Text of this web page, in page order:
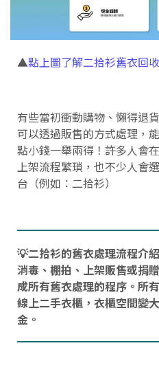
▲點上圖了解二拾衫舊衣回
有些當初衝動購物、懶得退
可以透過販售的方式處理，
點小錢一舉兩得！許多人會
上架流程繁瑣，也不少人會
台（例如：二拾衫）
💡二拾衫的舊衣處理流程介
消毒、棚拍、上架販售或捐
成所有舊衣處理的程序。所
線上二手衣櫃，衣櫃空間變
金。